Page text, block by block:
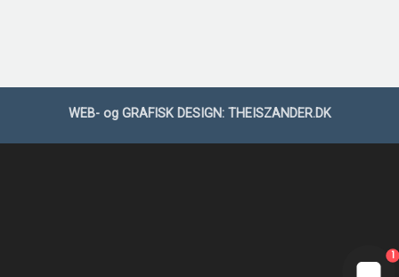
WEB- og GRAFISK DESIGN: THEISZANDER.DK
1